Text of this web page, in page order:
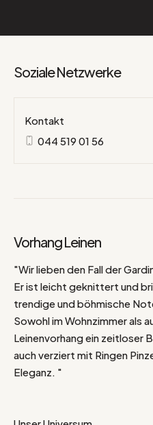
Soziale Netzwerke
Kontakt
044 519 01 56
Vorhang Leinen
"Wir lieben den Fall der
Er ist leicht geknittert und
trendige und böhmische
Sowohl im Wohnzimmer als
Leinenvorhang ein
auch verziert mit Ringen
Eleganz. "